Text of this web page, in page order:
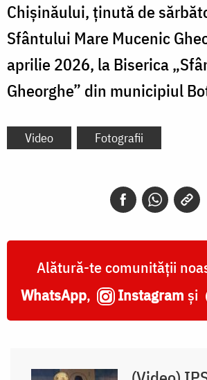
Chișinăului, ținută de
Sfântului Mare Mucenic
aprilie 2026, la Biserica
Gheorghe” din municipiul
Video Fotografii
Alătură-te comunității
WhatsApp, Instagram și